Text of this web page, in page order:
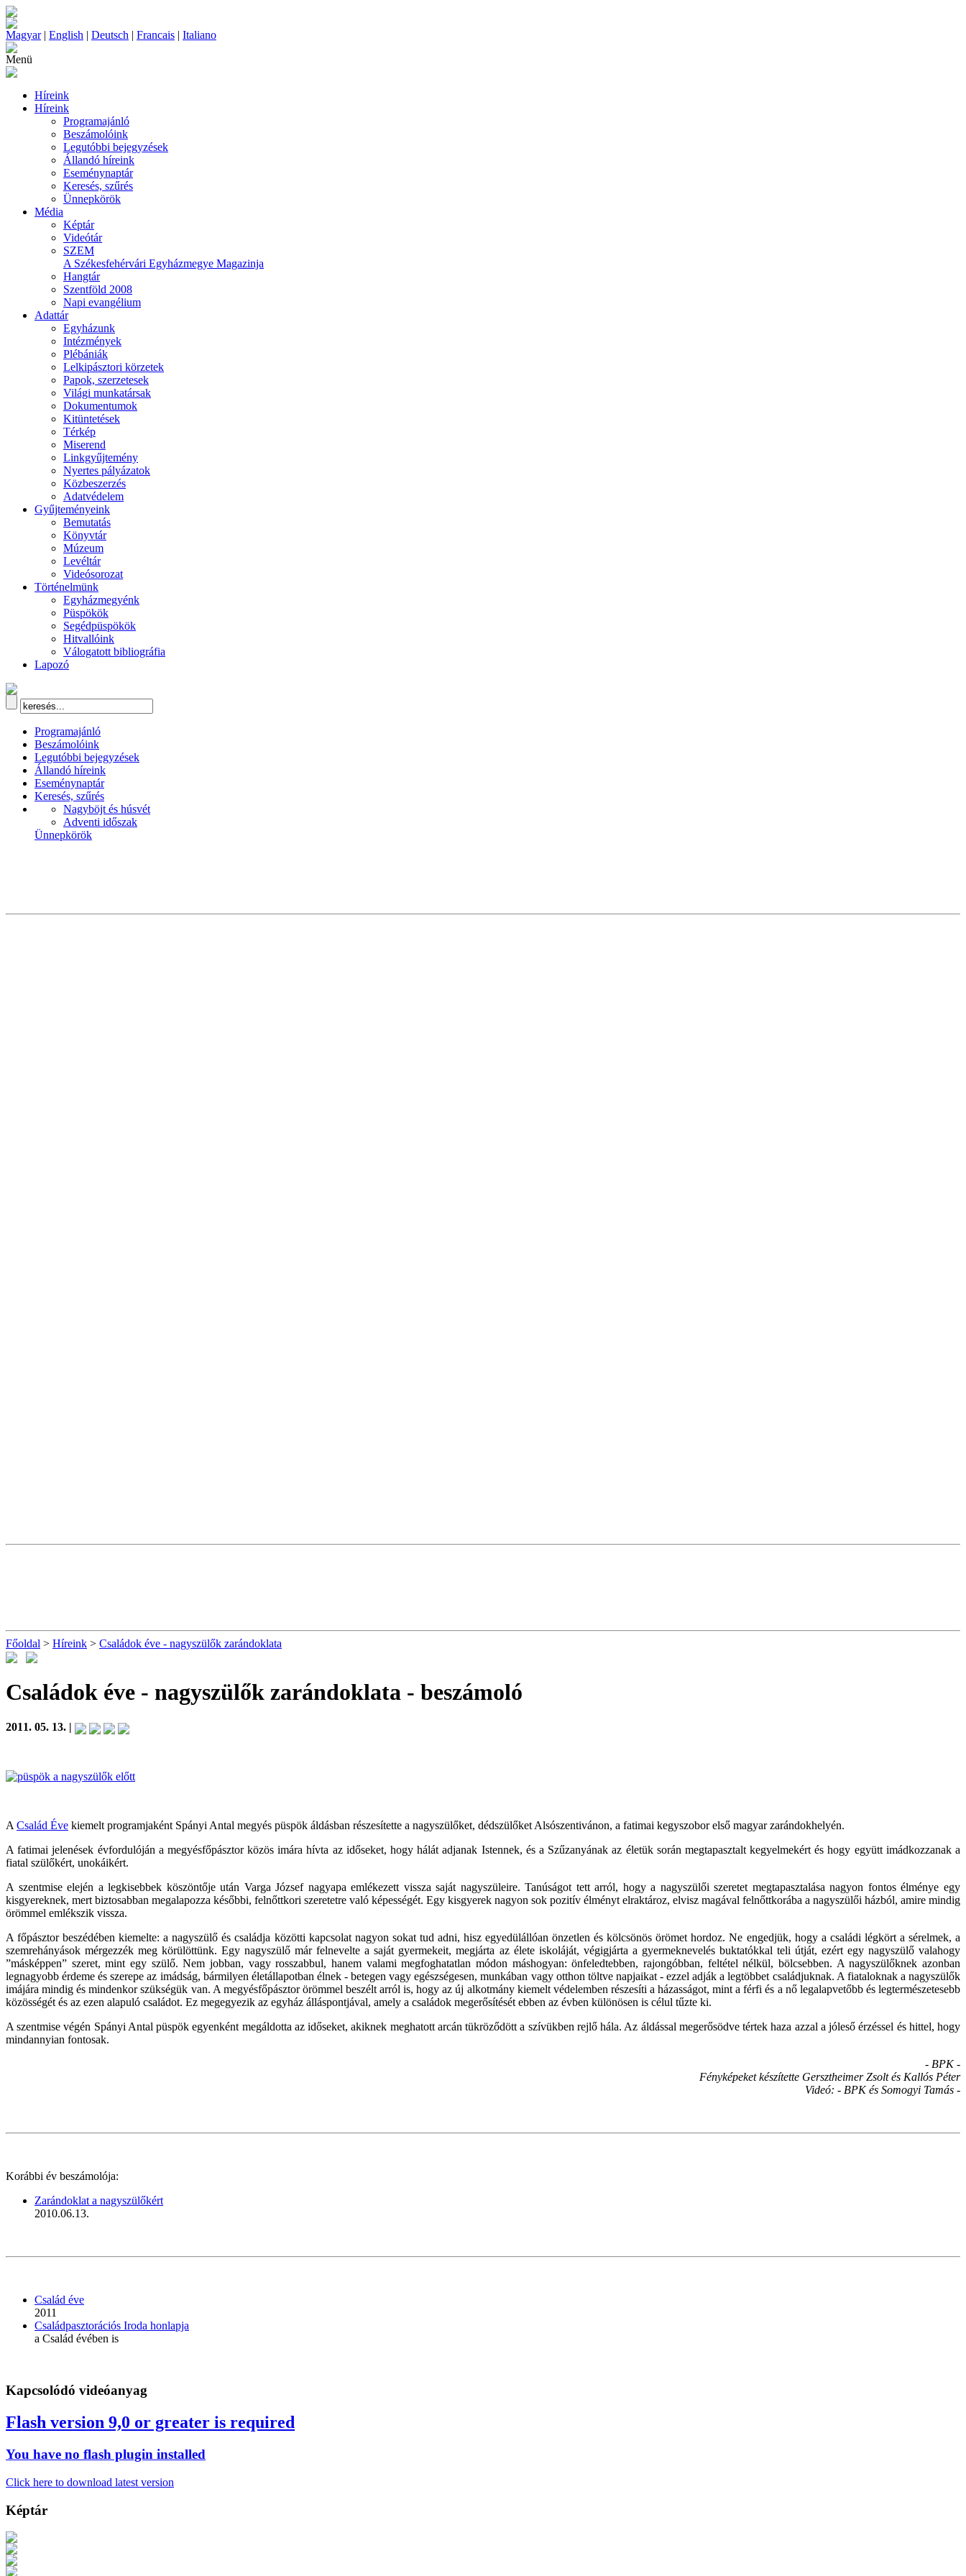
Magyar| English | Deutsch | Francais | Italiano
Menü
Híreink
Híreink
Programajánló
Beszámolóink
Legutóbbi bejegyzések
Állandó híreink
Eseménynaptár
Keresés, szűrés
Ünnepkörök
Média
Képtár
Videótár
SZEM
A Székesfehérvári Egyházmegye Magazinja
Hangtár
Szentföld 2008
Napi evangélium
Adattár
Egyházunk
Intézmények
Plébániák
Lelkipásztori körzetek
Papok, szerzetesek
Világi munkatársak
Dokumentumok
Kitüntetések
Térkép
Miserend
Linkgyűjtemény
Nyertes pályázatok
Közbeszerzés
Adatvédelem
Gyűjteményeink
Bemutatás
Könyvtár
Múzeum
Levéltár
Videósorozat
Történelmünk
Egyházmegyénk
Püspökök
Segédpüspökök
Hitvallóink
Válogatott bibliográfia
Lapozó
Programajánló
Beszámolóink
Legutóbbi bejegyzések
Állandó híreink
Eseménynaptár
Keresés, szűrés
Nagyböjt és húsvét
Adventi időszak
Ünnepkörök
Főoldal > Híreink > Családok éve - nagyszülők zarándoklata
Családok éve - nagyszülők zarándoklata - beszámoló
2011. 05. 13. |
A Család Éve kiemelt programjaként Spányi Antal megyés püspök áldásban részesítette a nagyszülőket, dédszülőket Alsószentivánon, a fatimai kegyszobor első magyar zarándokhelyén.
A fatimai jelenések évfordulóján a megyésfőpásztor közös imára hívta az időseket, hogy hálát adjanak Istennek, és a Szűzanyának az életük során megtapasztalt kegyelmekért és hogy együtt imádkozzanak a
fiatal szülőkért, unokáikért.
A szentmise elején a legkisebbek köszöntője után Varga József nagyapa emlékezett vissza saját nagyszüleire. Tanúságot tett arról, hogy a nagyszülői szeretet megtapasztalása nagyon fontos élménye egy
kisgyereknek, mert biztosabban megalapozza későbbi, felnőttkori szeretetre való képességét. Egy kisgyerek nagyon sok pozitív élményt elraktároz, elvisz magával felnőttkorába a nagyszülői házból, amire mindig
örömmel emlékszik vissza.
A főpásztor beszédében kiemelte: a nagyszülő és családja közötti kapcsolat nagyon sokat tud adni, hisz egyedülállóan önzetlen és kölcsönös örömet hordoz. Ne engedjük, hogy a családi légkört a sérelmek, a
szemrehányások mérgezzék meg körülöttünk. Egy nagyszülő már felnevelte a saját gyermekeit, megjárta az élete iskoláját, végigjárta a gyermeknevelés buktatókkal teli útját, ezért egy nagyszülő valahogy
”másképpen” szeret, mint egy szülő. Nem jobban, vagy rosszabbul, hanem valami megfoghatatlan módon máshogyan: önfeledtebben, rajongóbban, feltétel nélkül, bölcsebben. A nagyszülőknek azonban
legnagyobb érdeme és szerepe az imádság, bármilyen életállapotban élnek - betegen vagy egészségesen, munkában vagy otthon töltve napjaikat - ezzel adják a legtöbbet családjuknak. A fiataloknak a nagyszülők
imájára mindig és mindenkor szükségük van. A megyésfőpásztor örömmel beszélt arról is, hogy az új alkotmány kiemelt védelemben részesíti a házasságot, mint a férfi és a nő legalapvetőbb és legtermészetesebb
közösségét és az ezen alapuló családot. Ez megegyezik az egyház álláspontjával, amely a családok megerősítését ebben az évben különösen is célul tűzte ki.
A szentmise végén Spányi Antal püspök egyenként megáldotta az időseket, akiknek meghatott arcán tükröződött a szívükben rejlő hála. Az áldással megerősödve tértek haza azzal a jóleső érzéssel és hittel, hogy
mindannyian fontosak.
- BPK -
Fényképeket készítette Gersztheimer Zsolt és Kallós Péter
Videó: - BPK és Somogyi Tamás -
Korábbi év beszámolója:
Zarándoklat a nagyszülőkért
2010.06.13.
Család éve
2011
Családpasztorációs Iroda honlapja
a Család évében is
Kapcsolódó videóanyag
Flash version 9,0 or greater is required
You have no flash plugin installed
Click here to download latest version
Képtár